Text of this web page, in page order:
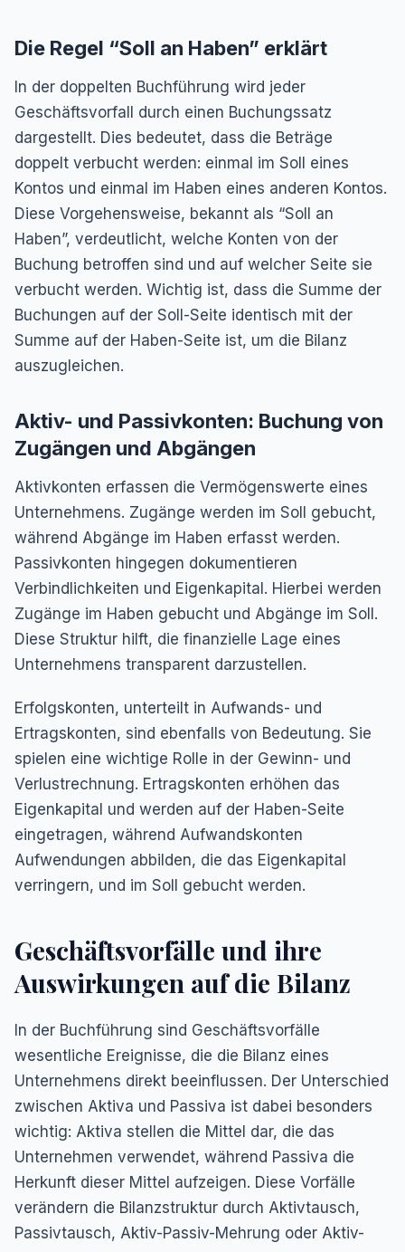
Die Regel “Soll an Haben” erklärt
In der doppelten Buchführung wird jeder
Geschäftsvorfall durch einen Buchungssatz
dargestellt. Dies bedeutet, dass die Beträge
doppelt verbucht werden: einmal im Soll eines
Kontos und einmal im Haben eines anderen Kontos.
Diese Vorgehensweise, bekannt als “Soll an
Haben”, verdeutlicht, welche Konten von der
Buchung betroffen sind und auf welcher Seite sie
verbucht werden. Wichtig ist, dass die Summe der
Buchungen auf der Soll-Seite identisch mit der
Summe auf der Haben-Seite ist, um die Bilanz
auszugleichen.
Aktiv- und Passivkonten: Buchung von
Zugängen und Abgängen
Aktivkonten erfassen die Vermögenswerte eines
Unternehmens. Zugänge werden im Soll gebucht,
während Abgänge im Haben erfasst werden.
Passivkonten hingegen dokumentieren
Verbindlichkeiten und Eigenkapital. Hierbei werden
Zugänge im Haben gebucht und Abgänge im Soll.
Diese Struktur hilft, die finanzielle Lage eines
Unternehmens transparent darzustellen.
Erfolgskonten, unterteilt in Aufwands- und
Ertragskonten, sind ebenfalls von Bedeutung. Sie
spielen eine wichtige Rolle in der Gewinn- und
Verlustrechnung. Ertragskonten erhöhen das
Eigenkapital und werden auf der Haben-Seite
eingetragen, während Aufwandskonten
Aufwendungen abbilden, die das Eigenkapital
verringern, und im Soll gebucht werden.
Geschäftsvorfälle und ihre
Auswirkungen auf die Bilanz
In der Buchführung sind Geschäftsvorfälle
wesentliche Ereignisse, die die Bilanz eines
Unternehmens direkt beeinflussen. Der Unterschied
zwischen Aktiva und Passiva ist dabei besonders
wichtig: Aktiva stellen die Mittel dar, die das
Unternehmen verwendet, während Passiva die
Herkunft dieser Mittel aufzeigen. Diese Vorfälle
verändern die Bilanzstruktur durch Aktivtausch,
Passivtausch, Aktiv-Passiv-Mehrung oder Aktiv-